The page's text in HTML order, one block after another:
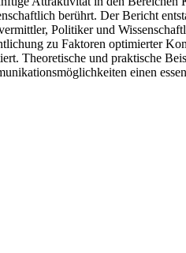
berührt. Der Bericht
Politiker und
zu Faktoren optimierter
Theoretische und praktische
einen